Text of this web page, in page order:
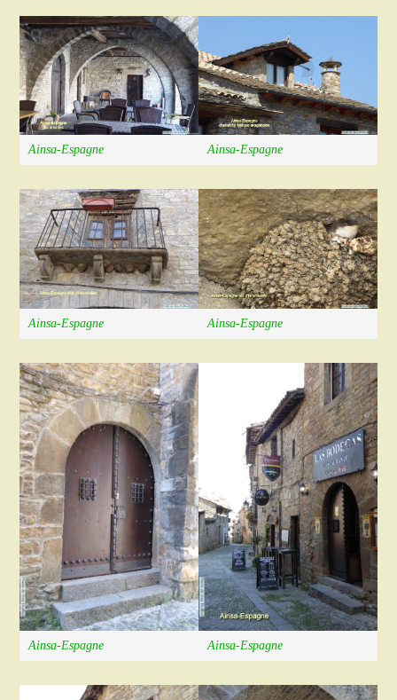
Ainsa-Espagne Ainsa-Espagne
Ainsa-Espagne Ainsa-Espagne
Ainsa-Espagne Ainsa-Espagne